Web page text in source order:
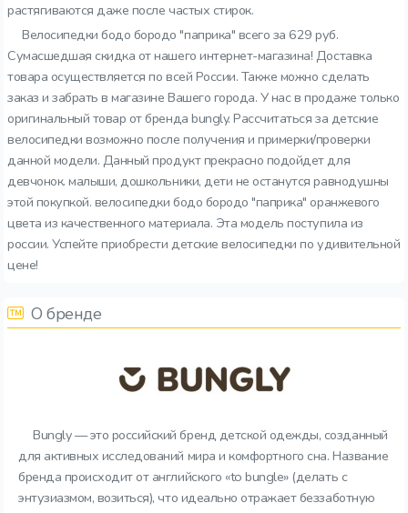
растягиваются даже после частых стирок.
Велосипедки бодо бородо "паприка" всего за 629 руб.
Сумасшедшая скидка от нашего интернет-магазина! Доставка
товара осуществляется по всей России. Также можно сделать
заказ и забрать в магазине Вашего города. У нас в продаже только
оригинальный товар от бренда bungly. Рассчитаться за детские
велосипедки возможно после получения и примерки/проверки
данной модели. Данный продукт прекрасно подойдет для
девчонок. малыши, дошкольники, дети не останутся равнодушны
этой покупкой. велосипедки бодо бородо "паприка" оранжевого
цвета из качественного материала. Эта модель поступила из
россии. Успейте приобрести детские велосипедки по удивительной
цене!
О бренде
Bungly — это российский бренд детской одежды, созданный
для активных исследований мира и комфортного сна. Название
бренда происходит от английского «to bungle» (делать с
энтузиазмом, возиться), что идеально отражает беззаботную